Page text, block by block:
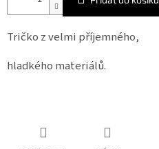
Tričko z velmi příjemného,
hladkého materiálů.